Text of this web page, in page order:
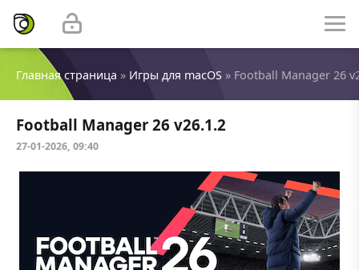
Главная страница » Игры для macOS » Football Manager 26
Football Manager 26 v26.1.2
27-01-2026, 09:40